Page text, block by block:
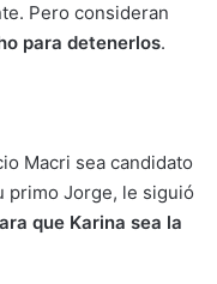
Pero consideran
para detenerlos.
Macri sea candidato
primo Jorge, le siguió
que Karina sea la